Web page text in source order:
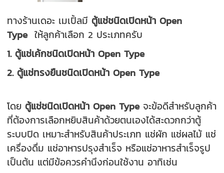
ทางร้านเดอะ เมเปิ้ลมีตู้แช่ชนิดเปิดหน้า Open
Typeให้ลูกค้าเลือก 2 ประเภทครับ
1. ตู้แช่เค้กชนิดเปิดหน้า Open Type
2.ตู้แช่ทรงยืนชนิดเปิดหน้า Open Type
โดยตู้แช่ชนิดเปิดหน้า Open Typeจะข้อดีสำหรับลูกค้า
ที่ต้องการเลือกหยิบสินค้าด้วยตนเองได้สะดวกกว่าตู้
ระบบปิด เหมาะสำหรับสินค้าประเภท แช่ผัก แช่ผลไม้ แช่
เครื่องดื่ม แช่อาหารปรุงสำเร็จ หรือแช่อาหารสำเร็จรูป
เป็นต้น แต่มีข้อควรคำนึงก่อนใช้งาน อาทิเช่น